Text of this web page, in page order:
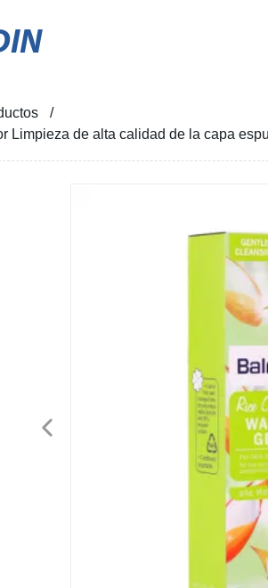
Limpieza de alta calidad de la capa